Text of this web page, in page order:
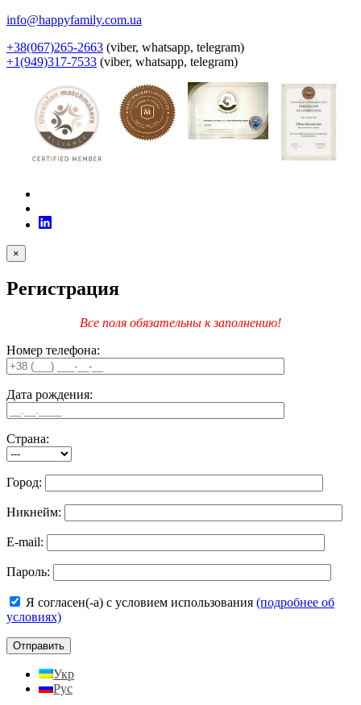
info@happyfamily.com.ua
+38(067)265-2663 (viber, whatsapp, telegram)
+1(949)317-7533 (viber, whatsapp, telegram)
×
Регистрация
Все поля обязательны к заполнению!
Номер телефона:
Дата рождения:
Страна:
Город:
Никнейм:
E-mail:
Пароль:
Я согласен(-а) с условием использования (подробнее об
условиях)
Укр
Рус